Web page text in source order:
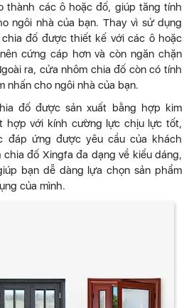
thành các ô hoặc đố, giúp tăng tính
ngôi nhà của bạn. Thay vì sử dụng
đố được thiết kế với các ô hoặc
cứng cáp hơn và còn ngăn chặn
ra, cửa nhôm chia đố còn có tính
nhấn cho ngôi nhà của bạn.
đố được sản xuất bằng hợp kim
hợp với kính cường lực chịu lực tốt,
đáp ứng được yêu cầu của khách
đố Xingfa đa dạng về kiểu dáng,
bạn dễ dàng lựa chọn sản phẩm
của mình.